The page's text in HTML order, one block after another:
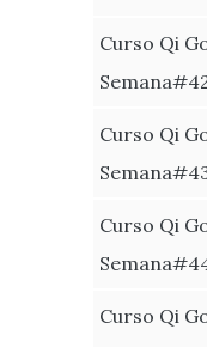
Curso Qi
Curso Qi
Curso Qi
Curso Qi